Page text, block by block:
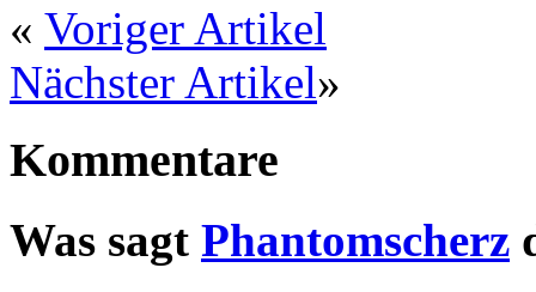
« Voriger Artikel
Nächster Artikel»
Kommentare
Was sagt Phantomscherz